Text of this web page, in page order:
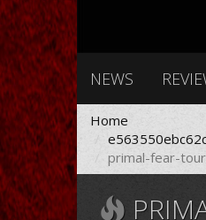
NEWS
Home
primal-fear-